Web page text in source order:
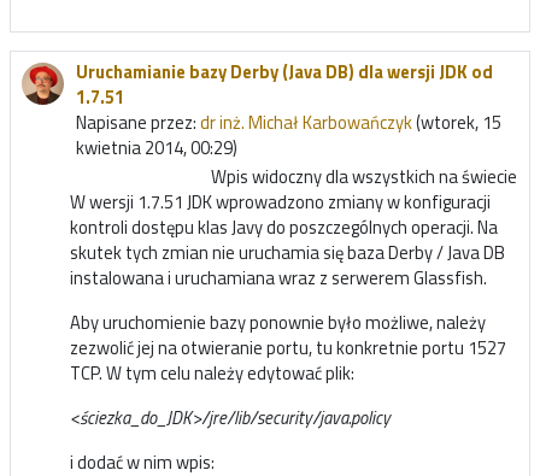
Uruchamianie bazy Derby (Java DB) dla wersji JDK od
1.7.51
Napisane przez:dr inż. Michał Karbowańczyk(wtorek, 15
kwietnia 2014, 00:29)
Wpis widoczny dla wszystkich na świecie
W wersji 1.7.51 JDK wprowadzono zmiany w konfiguracji
kontroli dostępu klas Javy do poszczególnych operacji. Na
skutek tych zmian nie uruchamia się baza Derby / Java DB
instalowana i uruchamiana wraz z serwerem Glassfish.
Aby uruchomienie bazy ponownie było możliwe, należy
zezwolić jej na otwieranie portu, tu konkretnie portu 1527
TCP. W tym celu należy edytować plik:
<ściezka_do_JDK>/jre/lib/security/java.policy
i dodać w nim wpis: